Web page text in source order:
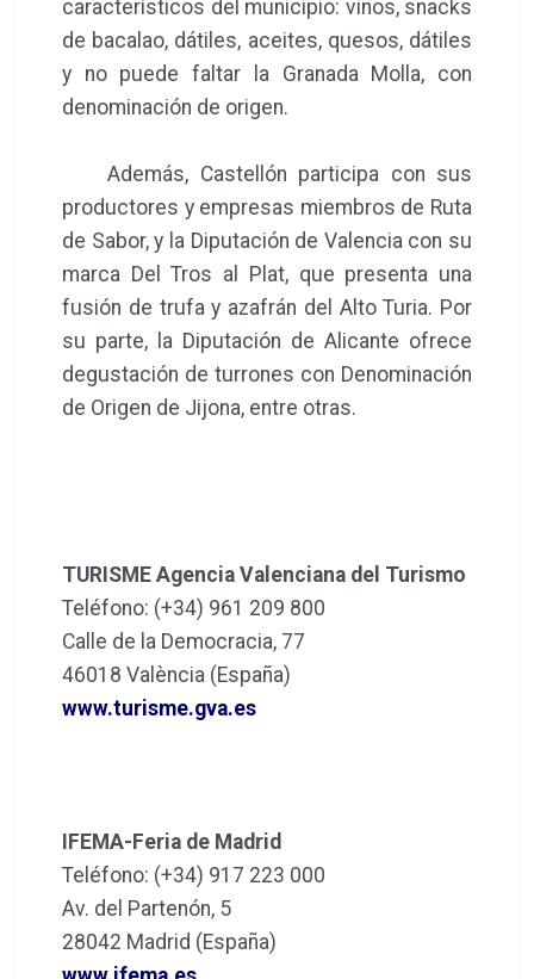
característicos del municipio: vinos, snacks
de bacalao, dátiles, aceites, quesos, dátiles
y no puede faltar la Granada Molla, con
denominación de origen.
Además, Castellón participa con sus
productores y empresas miembros de Ruta
de Sabor, y la Diputación de Valencia con su
marca Del Tros al Plat, que presenta una
fusión de trufa y azafrán del Alto Turia. Por
su parte, la Diputación de Alicante ofrece
degustación de turrones con Denominación
de Origen de Jijona, entre otras.
TURISME Agencia Valenciana del Turismo
Teléfono: (+34) 961 209 800
Calle de la Democracia, 77
46018 València (España)
www.turisme.gva.es
IFEMA-Feria de Madrid
Teléfono: (+34) 917 223 000
Av. del Partenón, 5
28042 Madrid (España)